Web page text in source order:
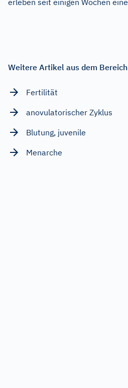
Weitere Artikel aus dem
Fertilität
anovulatorischer Zyklus
Blutung, juvenile
Menarche